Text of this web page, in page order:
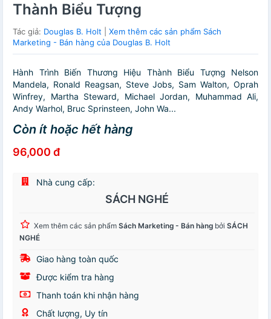
Thành Biểu Tượng
Tác giả: Douglas B. Holt
Xem thêm các sản phẩm Sách
Marketing - Bán hàng của Douglas B. Holt
Hành Trình Biến Thương Hiệu Thành Biểu Tượng Nelson
Mandela, Ronald Reagsan, Steve Jobs, Sam Walton, Oprah
Winfrey, Martha Steward, Michael Jordan, Muhammad Ali,
Andy Warhol, Bruc Sprinsteen, John Wa...
Còn ít hoặc hết hàng
96,000 đ
Nhà cung cấp:
SÁCH NGHÉ
Xem thêm các sản phẩm Sách Marketing - Bán hàng bởi SÁCH
NGHÉ
Giao hàng toàn quốc
Được kiểm tra hàng
Thanh toán khi nhận hàng
Chất lượng, Uy tín